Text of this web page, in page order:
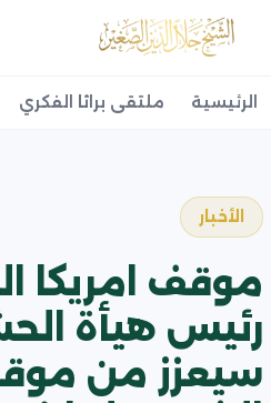
الرئيسية ملتقى براثا الفكري
الأخبار
موقف امريكا
رئيس هيأة
سيعزز من